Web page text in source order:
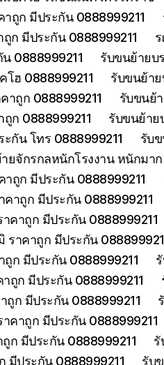
ถูก มีประกัน 0888999211
ก มีประกัน 0888999211
0888999211
รับขนย้ายบ
ฮ 0888999211
รับขนย้า
ถูก 0888999211
รับขนย้
ก 0888999211
รับขนย้าย
กัน โทร 0888999211
รับ
ยจักรกลหนักโรงงาน หนักมาก
ถูก มีประกัน 0888999211
าถูก มีประกัน 0888999211
คาถูก มีประกัน 0888999211
าคาถูก มีประกัน
ก มีประกัน 0888999211
ถูก มีประกัน 0888999211
ก มีประกัน 0888999211
คาถูก มีประกัน 0888999211
ก มีประกัน 0888999211
รั
มีประกัน 0888999211
รับ